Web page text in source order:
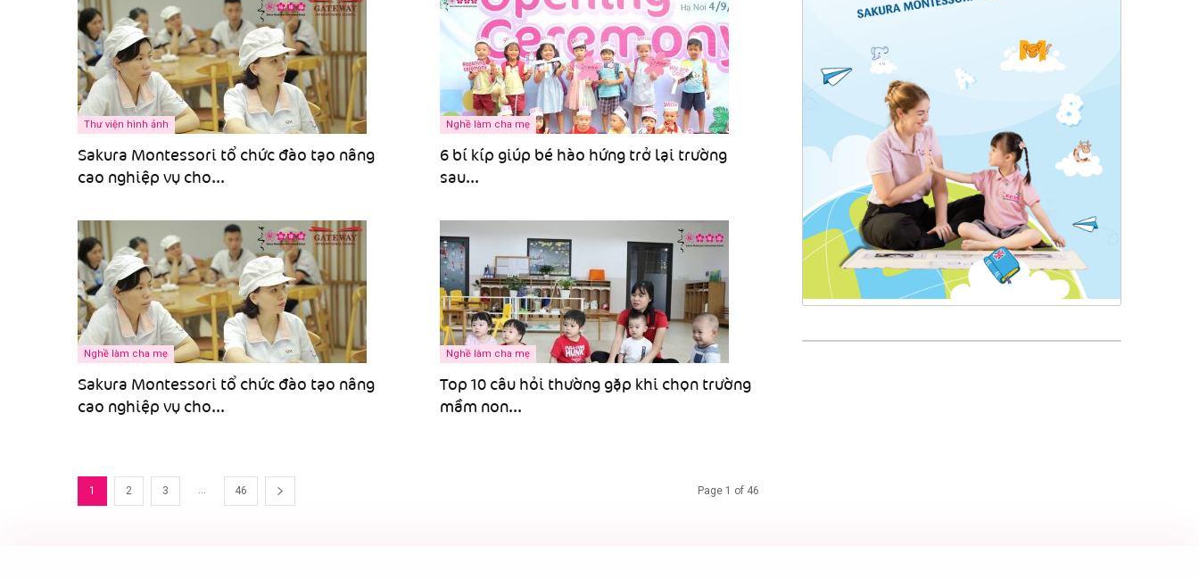
Thư viện hình ảnh
Sakura Montessori tổ chức đào tạo nâng
cao nghiệp vụ cho...
Nghề làm cha mẹ
6 bí kíp giúp bé hào hứng trở lại trường
sau...
Nghề làm cha mẹ
Sakura Montessori tổ chức đào tạo nâng
cao nghiệp vụ cho...
Nghề làm cha mẹ
Top 10 câu hỏi thường gặp khi chọn trường
mầm non...
1 2 3 ... 46 Page 1 of 46